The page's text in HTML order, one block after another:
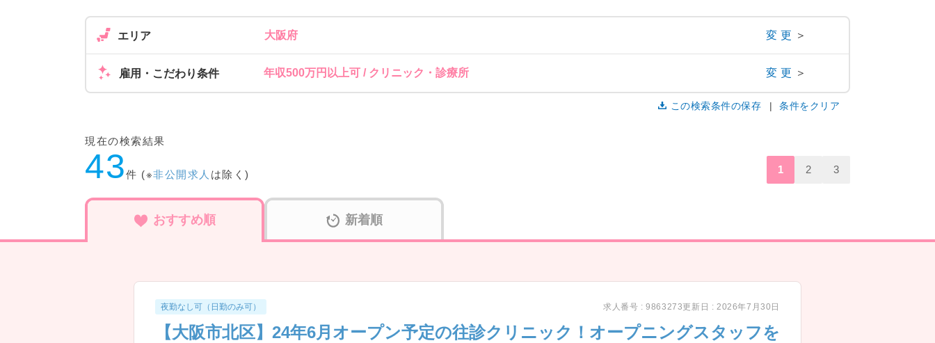
エリア 大阪府 変更 ＞
雇用・こだわり条件 年収500万円以上可 / クリニック・診療所 変更 ＞
この検索条件の保存 条件をクリア
現在の検索結果
43件 (※非公開求人 は除く) 1 2 3
おすすめ順 新着順
夜勤なし可（日勤のみ可） 求人番号 : 9863273更新日 : 2026年7月30日
【大阪市北区】24年6月オープン予定の往診クリニック！オープニングスタッフを